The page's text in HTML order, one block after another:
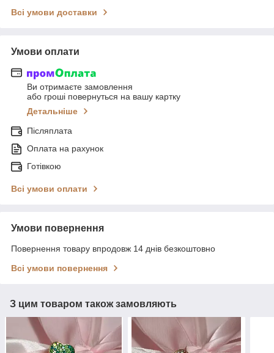
Всі умови доставки
Умови оплати
Ви отримаєте замовлення
або гроші повернуться на вашу картку
Детальніше
Післяплата
Оплата на рахунок
Готівкою
Всі умови оплати
Умови повернення
Повернення товару впродовж 14 днів безкоштовно
Всі умови повернення
З цим товаром також замовляють